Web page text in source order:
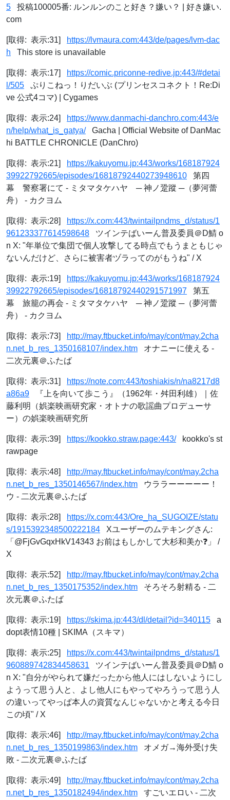
5 投稿100005番: ルンルンのこと好き？嫌い？ | 好き嫌い.
com
[取得: 表示:31]
https://lvmaura.com:443/de/pages/lvm-dac
h This store is unavailable
[取得: 表示:17]
https://comic.priconne-redive.jp:443/#detai
l/505 ぷりこねっ！りだいぶ (プリンセスコネクト！Re:Di
ve 公式4コマ) | Cygames
[取得: 表示:24]
https://www.danmachi-danchro.com:443/e
n/help/what_is_gatya/Gacha | Official Website of DanMac
hi BATTLE CHRONICLE (DanChro)
[取得: 表示:21]
https://kakuyomu.jp:443/works/168187924
39922792665/episodes/16818792440273948610 第四
幕 警察署にて - ミタマタケハヤ ─ 神ノ跫蹤 ─（夢河蕾
舟） - カクヨム
[取得: 表示:28]
https://x.com:443/twintailpndms_d/status/1
961233377614598648 ツインテばいーん普及委員＠D鯖 o
n X: "年単位で集団で個人攻撃してる時点でもうまともじゃ
ないんだけど、さらに被害者ヅラってのがもうね" / X
[取得: 表示:19]
https://kakuyomu.jp:443/works/168187924
39922792665/episodes/16818792440291571997 第五
幕 旅籠の再会 - ミタマタケハヤ ─ 神ノ跫蹤 ─（夢河蕾
舟） - カクヨム
[取得: 表示:73]
http://may.ftbucket.info/may/cont/may.2cha
n.net_b_res_1350168107/index.htm オナニーに使える -
二次元裏＠ふたば
[取得: 表示:31]
https://note.com:443/toshiakis/n/na8217d8
a86a9 『上を向いて歩こう』（1962年・舛田利雄）｜佐
藤利明（娯楽映画研究家・オトナの歌謡曲プロデューサ
ー）の娯楽映画研究所
[取得: 表示:39] https://kookko.straw.page:443/kookko's st
rawpage
[取得: 表示:48]
http://may.ftbucket.info/may/cont/may.2cha
n.net_b_res_1350146567/index.htm ウララーーーーー！
ウ - 二次元裏＠ふたば
[取得: 表示:28]
https://x.com:443/Ore_ha_SUGOIZE/statu
s/1915392348500222184 Xユーザーのムテキングさん:
「@FjGvGqxHkV14343 お前はもしかして大杉和美か❓」 /
X
[取得: 表示:52]
http://may.ftbucket.info/may/cont/may.2cha
n.net_b_res_1350175352/index.htm そろそろ射精る - 二
次元裏＠ふたば
[取得: 表示:19] https://skima.jp:443/dl/detail?id=340115 a
dopt表情10種 | SKIMA（スキマ）
[取得: 表示:25]
https://x.com:443/twintailpndms_d/status/1
960889742834458631 ツインテばいーん普及委員＠D鯖 o
n X: "自分がやられて嫌だったから他人にはしないようにし
ようって思う人と、よし他人にもやってやろうって思う人
の違いってやっぱ本人の資質なんじゃないかと考える今日
この頃" / X
[取得: 表示:46]
http://may.ftbucket.info/may/cont/may.2cha
n.net_b_res_1350199863/index.htm オメガ→海外受け失
敗 - 二次元裏＠ふたば
[取得: 表示:49]
http://may.ftbucket.info/may/cont/may.2cha
n.net_b_res_1350182494/index.htm すごいエロい - 二次